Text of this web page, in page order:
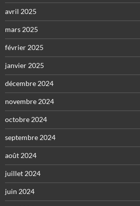
avril 2025
mars 2025
février 2025
janvier 2025
décembre 2024
novembre 2024
octobre 2024
septembre 2024
août 2024
juillet 2024
juin 2024